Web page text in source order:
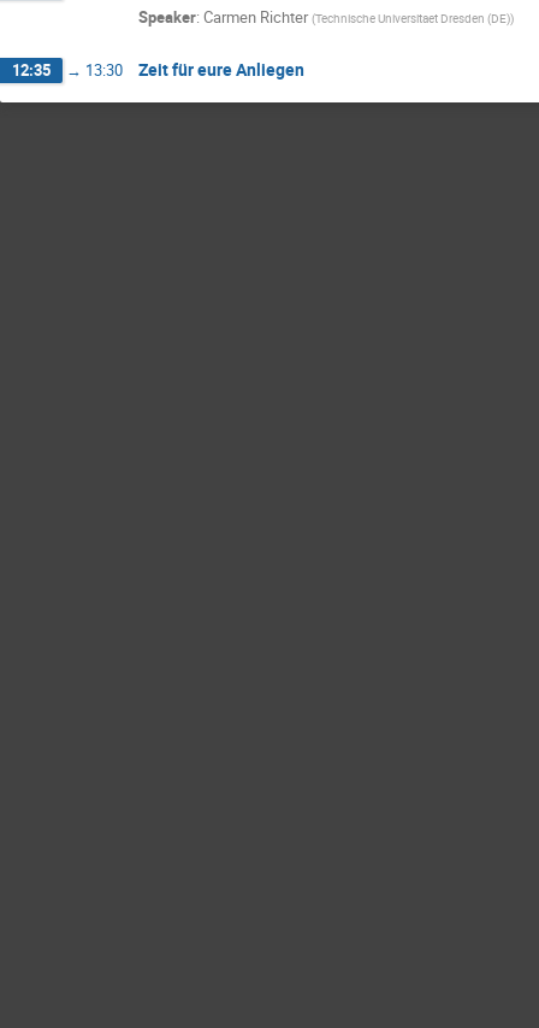
Speaker: Carmen Richter (Technische Universitaet Dresden (DE))
12:35 → 13:30 Zeit für eure Anliegen